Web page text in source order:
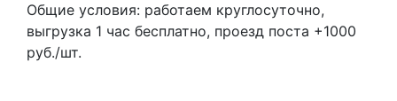
Общие условия: работаем круглосуточно,
выгрузка 1 час бесплатно, проезд поста +1000
руб./шт.